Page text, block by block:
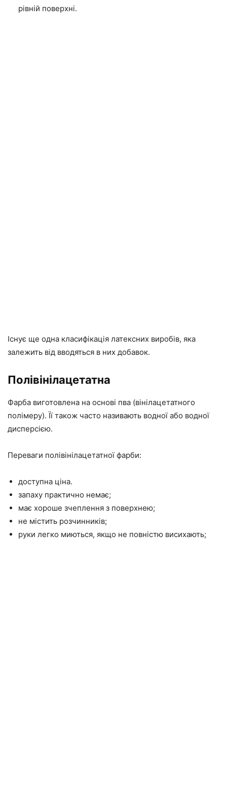
рівній поверхні.
Існує ще одна класифікація латексних виробів, яка
залежить від вводяться в них добавок.
Полівінілацетатна
Фарба виготовлена на основі пва (вінілацетатного
полімеру). Її також часто називають водної або водної
дисперсією.
Переваги полівінілацетатної фарби:
доступна ціна.
запаху практично немає;
має хороше зчеплення з поверхнею;
не містить розчинників;
руки легко миються, якщо не повністю висихають;